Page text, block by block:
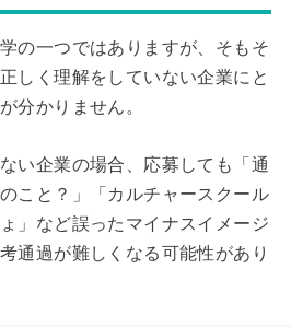
の一つではありますが、そもそ
しく理解をしていない企業にと
分かりません。
い企業の場合、応募しても「通
こと？」「カルチャースクール
」など誤ったマイナスイメージ
通過が難しくなる可能性があり